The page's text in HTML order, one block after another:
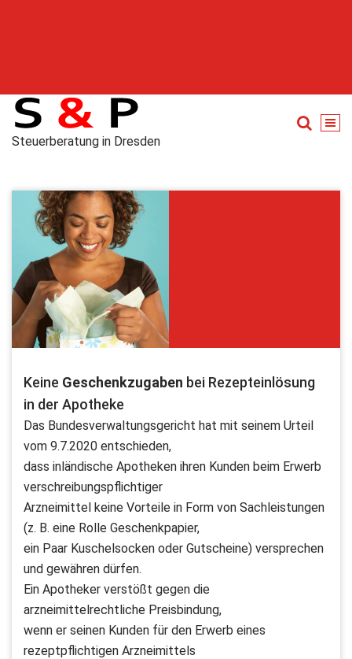
Steuerberatung in Dresden
Keine Geschenkzugaben bei Rezepteinlösung
in der Apotheke
Das Bundesverwaltungsgericht hat mit seinem Urteil
vom 9.7.2020 entschieden,
dass inländische Apotheken ihren Kunden beim Erwerb
verschreibungspflichtiger
Arzneimittel keine Vorteile in Form von Sachleistungen
(z. B. eine Rolle Geschenkpapier,
ein Paar Kuschelsocken oder Gutscheine) versprechen
und gewähren dürfen.
Ein Apotheker verstößt gegen die
arzneimittelrechtliche Preisbindung,
wenn er seinen Kunden für den Erwerb eines
rezeptpflichtigen Arzneimittels